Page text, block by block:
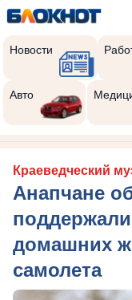
Новости
Авто
Краеведческий
Анапчане
домашних
самолета